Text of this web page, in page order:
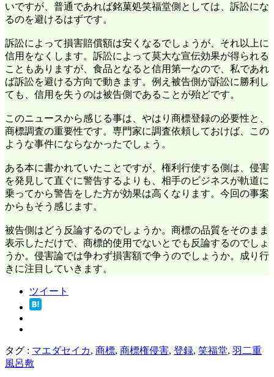
いですが、普通であれば銘菓処笑福堂側としては、訴訟にな
るのを避けるはずです。
訴訟によって損害賠償額は安くなるでしょうが、それ以上に
信用をなくします。訴訟によって莫大な宣伝効果が得られる
こともありますが、食品となると信用第一なので、私であれ
ば訴訟を避ける方向で動きます。例え被告側が訴訟に勝利し
ても、信用を失うのは被告側であることが殆どです。
このニュースから感じる事は、やはり商標登録の必要性と、
商標調査の重要性です。専門家に調査依頼しておけば、この
ような事件にならなかったでしょう。
ある本に書かれていたことですが、権利行使する側は、侵害
を発見して直ぐに警告するよりも、相手のビジネスが軌道に
乗ってから警告をした方が効果は高くなります。今回の事案
からもそう感じます。
被告側はどう反論するのでしょうか。商標の品質をそのまま
表示しただけで、商標的使用でないとでも反論するのでしょ
うか。侵害論では争わず損害額で争うのでしょうか。成り行
きに注目していきます。
ツイート
タグ : マエダセイカ, 商標, 商標権侵害, 登録, 笑福堂, 羽二重
風呂敷